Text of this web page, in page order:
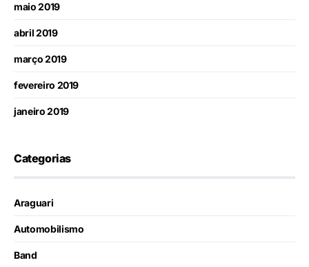
maio 2019
abril 2019
março 2019
fevereiro 2019
janeiro 2019
Categorias
Araguari
Automobilismo
Band